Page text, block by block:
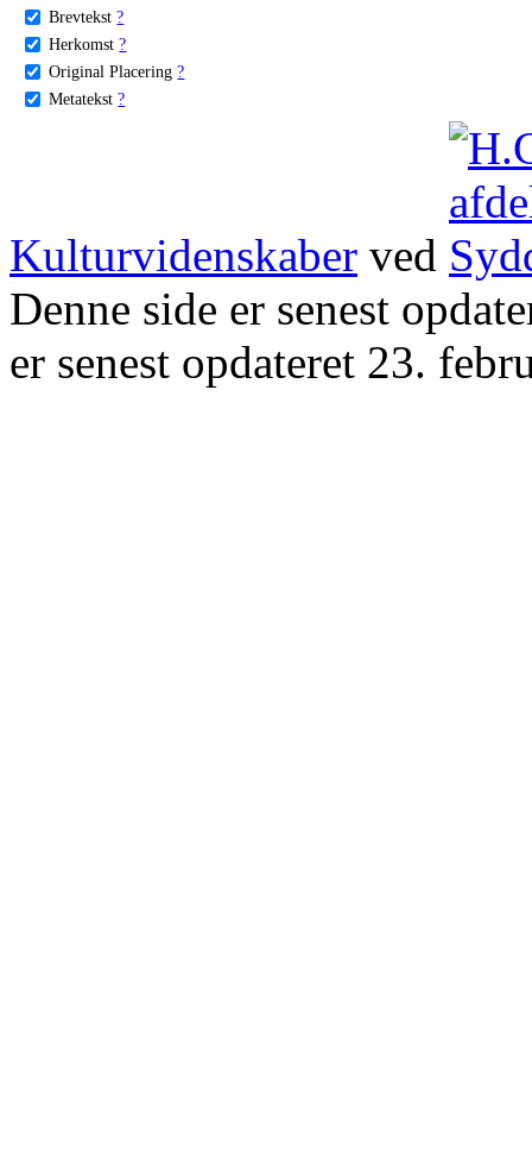
Brevtekst ?
Herkomst ?
Original Placering ?
Metatekst ?
Kulturvidenskaber ved
Denne side er senest
er senest opdateret 23.